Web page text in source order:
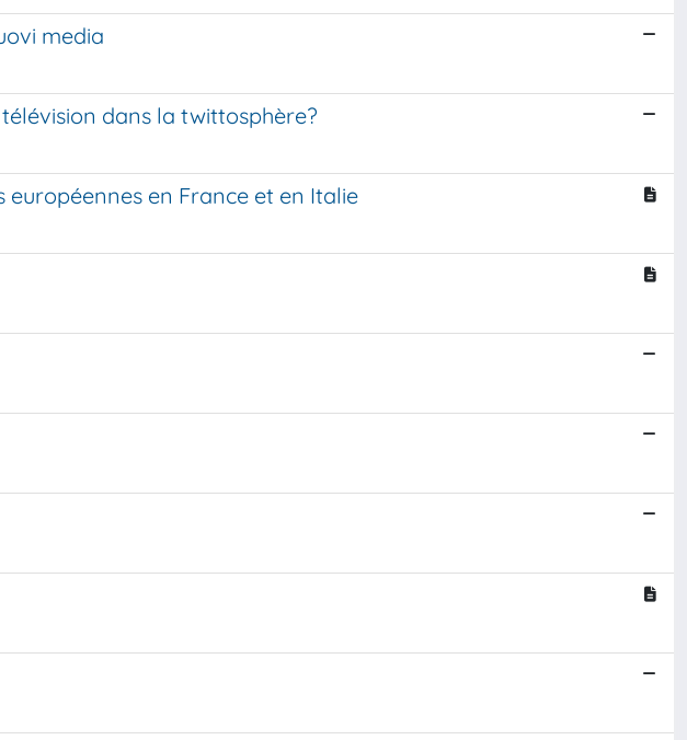
media
dans la twittosphère?
en France et en Italie